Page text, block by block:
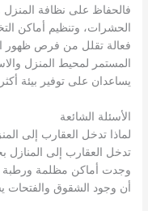
فالحفاظ على نظافة المنزل
الحشرات، وتنظيم أماكن
فعالة تقلل من فرص ظهور
المستمر لمحيط المنزل
يساعدان على توفير بيئة
الأسئلة الشائعة
لماذا تدخل العقارب إلى
تدخل العقارب إلى المنازل
وجدت أماكن مظلمة ورطبة
أن وجود الشقوق والفتحات